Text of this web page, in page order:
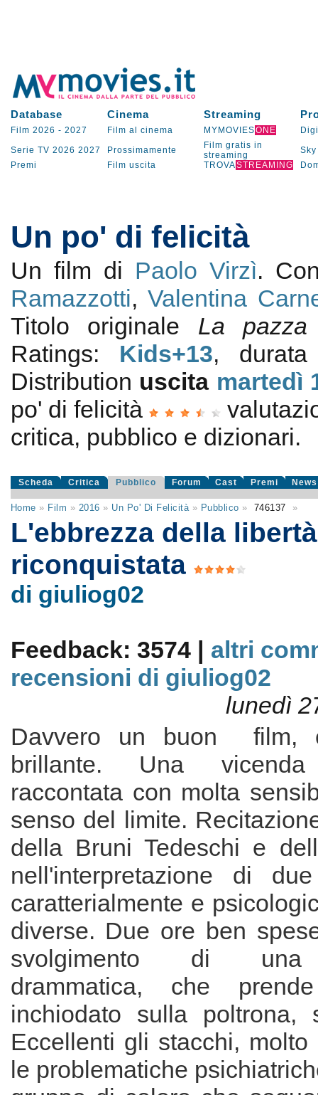
Database Cinema Streaming
Film 2026 - 2027 Film al cinema MYMOVIESONE
Serie TV 2026 2027 Prossimamente
Film gratis in
streaming
Sky
Premi
Film uscita TROVASTREAMING
Un po' di felicità
Un film di Paolo Virzì.
Ramazzotti,Valentina
Titolo originale La pazza
Ratings: Kids+13,
Distribution uscita martedì
po' di felicità
critica, pubblico e dizionari.
Scheda Critica Pubblico Forum Cast Premi News
Home » Film » 2016 » Un Po' Di Felicità» Pubblico » 746137 »
L'ebbrezza della libertà
riconquistata
di giuliog02
Feedback: 3574 | altri
recensioni di giuliog02
lunedì
Davvero un buon film,
brillante. Una vicenda
raccontata con molta
senso del limite.
della Bruni Tedeschi e
nell'interpretazione di
caratterialmente e
diverse. Due ore ben
svolgimento di una
drammatica, che
inchiodato sulla poltrona,
Eccellenti gli stacchi, molto
le problematiche